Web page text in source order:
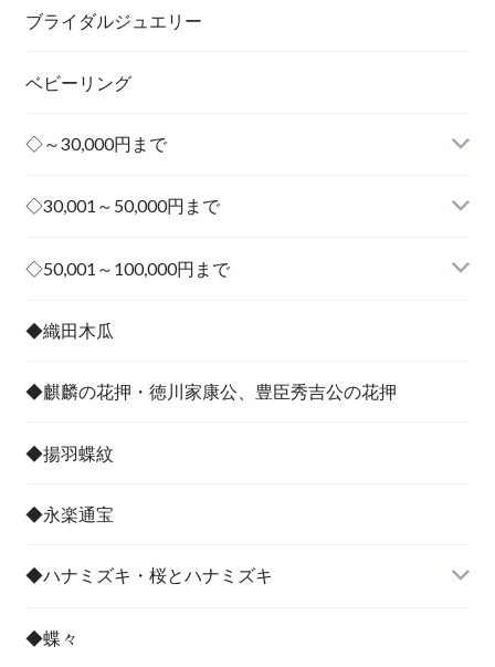
ブライダルジュエリー
ベビーリング
◇～30,000円まで
その他
◇30,001～50,000円まで
その他
◇50,001～100,000円まで
◆織田木瓜
◆麒麟の花押・徳川家康公、豊臣秀吉公の花押
◆揚羽蝶紋
◆永楽通宝
◆ハナミズキ・桜とハナミズキ
◆蝶々